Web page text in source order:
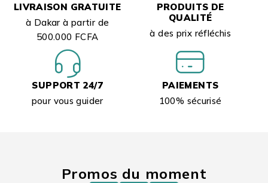
LIVRAISON GRATUITE
à Dakar à partir de
500.000 FCFA
PRODUITS DE
QUALITÉ
à des prix réfléchis
SUPPORT 24/7
pour vous guider
PAIEMENTS
100% sécurisé
Promos du moment